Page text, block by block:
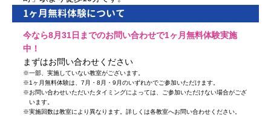
1ヶ月無料体験について
今なら8月31日までのお問い合わせで1ヶ月無料体験実施
中！
まずはお問い合わせください
※一部、実施していない教室がございます。
※1ヶ月無料体験は、7月・8月・9月のいずれかでご参加いただけます。
※お問い合わせいただいたタイミングによっては、ご参加いただけない場合がござ
います。
※実施回数は教室により異なります。詳しくは各教室へお問い合わせください。